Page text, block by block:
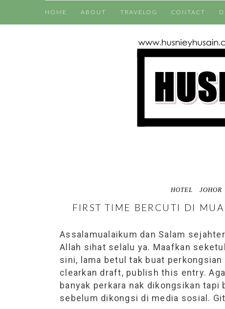
HOME ABOUT TRAVELOG CONTACT
HOTEL JOHOR
FIRST TIME BERCUTI DI
Assalamualaikum dan Salam
Allah sihat selalu ya. Maafkan
sini, lama betul tak buat
clearkan draft, publish this entry.
banyak perkara nak dikongsikan
sebelum dikongsi di media sosial.